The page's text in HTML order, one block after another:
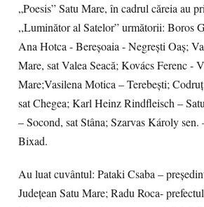
„Poesis” Satu Mare, în cadrul căreia au
,,Luminător al Satelor” următorii: Boros
Ana Hotca - Bereșoaia - Negrești Oaș;
Mare, sat Valea Seacă; Kovács Ferenc -
Mare;Vasilena Motica – Terebești;
sat Chegea; Karl Heinz Rindfleisch –
– Socond, sat Stâna; Szarvas Károly
Bixad.
Au luat cuvântul: Pataki Csaba –
Județean Satu Mare; Radu Roca-